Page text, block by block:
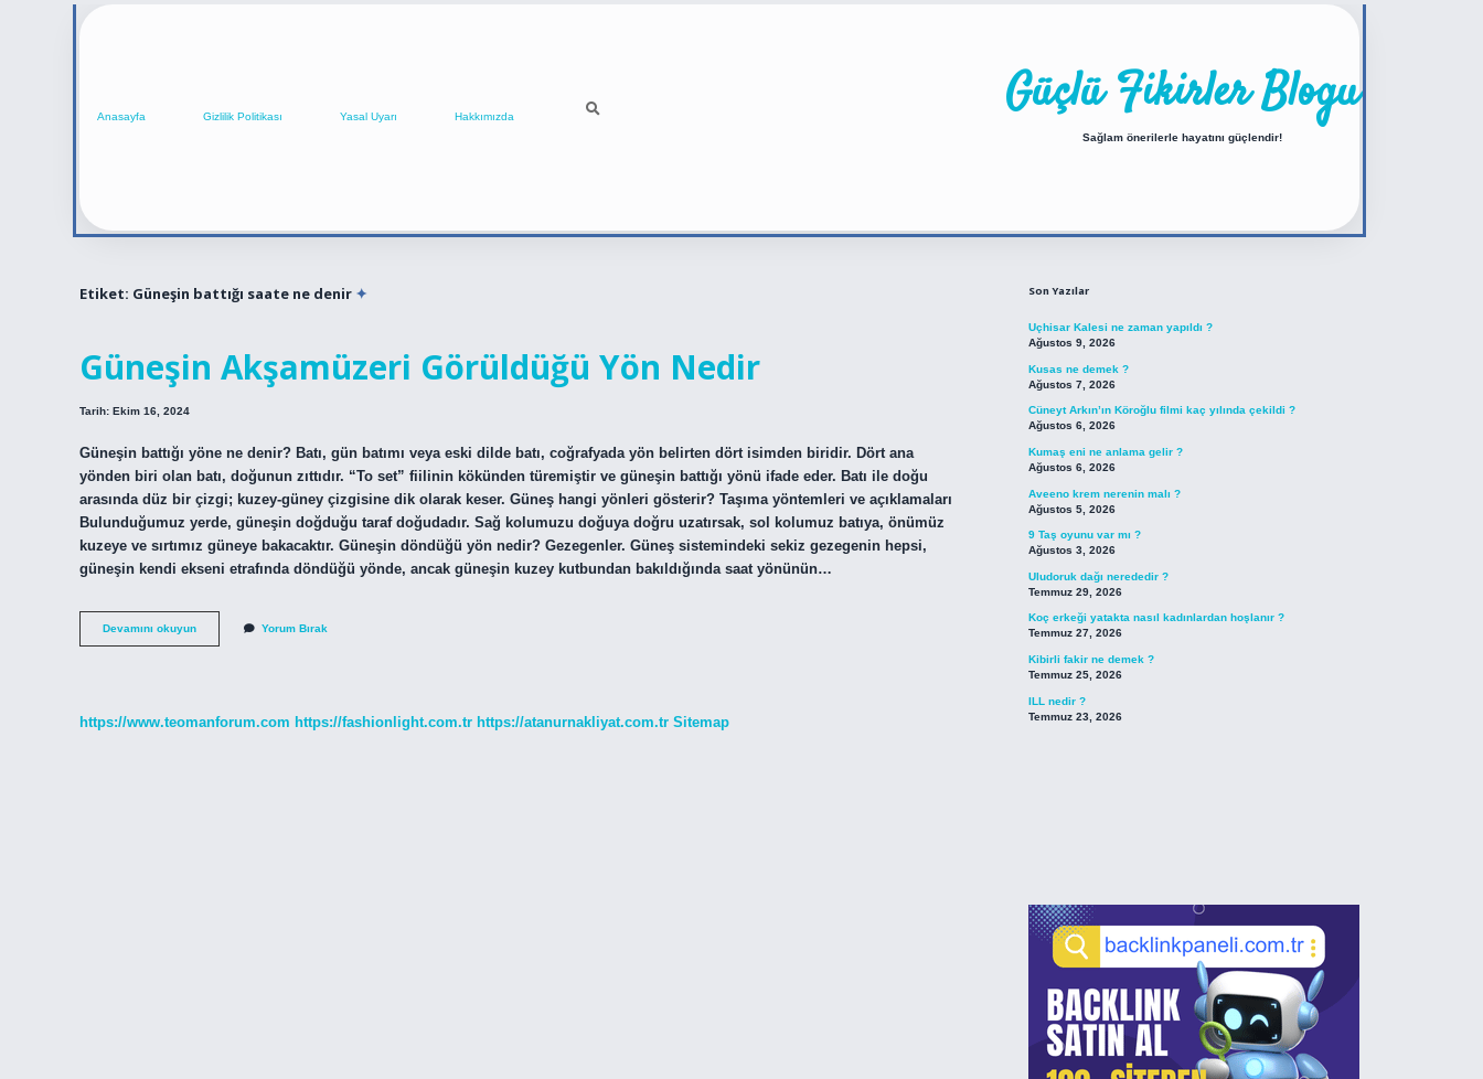
Anasayfa Gizlilik Politikası Yasal Uyarı Hakkımızda Güçlü Fikirler Blogu
Sağlam önerilerle hayatını güçlendir!
Etiket: Güneşin battığı saate ne denir
Güneşin Akşamüzeri Görüldüğü Yön Nedir
Tarih: Ekim 16, 2024
Güneşin battığı yöne ne denir? Batı, gün batımı veya eski dilde batı, coğrafyada yön belirten dört isimden biridir. Dört ana
yönden biri olan batı, doğunun zıttıdır. “To set” fiilinin kökünden türemiştir ve güneşin battığı yönü ifade eder. Batı ile doğu
arasında düz bir çizgi; kuzey-güney çizgisine dik olarak keser. Güneş hangi yönleri gösterir? Taşıma yöntemleri ve açıklamaları
Bulunduğumuz yerde, güneşin doğduğu taraf doğudadır. Sağ kolumuzu doğuya doğru uzatırsak, sol kolumuz batıya, önümüz
kuzeye ve sırtımız güneye bakacaktır. Güneşin döndüğü yön nedir? Gezegenler. Güneş sistemindeki sekiz gezegenin hepsi,
güneşin kendi ekseni etrafında döndüğü yönde, ancak güneşin kuzey kutbundan bakıldığında saat yönünün…
Devamını okuyunGüneşin
Akşamüzeri
Yorum Bırak
https://www.teomanforum.com https://fashionlight.com.tr https://atanurnakliyat.com.tr Sitemap
Son Yazılar
Uçhisar Kalesi ne zaman yapıldı ?
Ağustos 9, 2026
Kusas ne demek ?
Ağustos 7, 2026
Cüneyt Arkın’ın Köroğlu filmi kaç yılında çekildi ?
Ağustos 6, 2026
Kumaş eni ne anlama gelir ?
Ağustos 6, 2026
Aveeno krem nerenin malı ?
Ağustos 5, 2026
9 Taş oyunu var mı ?
Ağustos 3, 2026
Uludoruk dağı nerededir ?
Temmuz 29, 2026
Koç erkeği yatakta nasıl kadınlardan hoşlanır ?
Temmuz 27, 2026
Kibirli fakir ne demek ?
Temmuz 25, 2026
ILL nedir ?
Temmuz 23, 2026
https://betexper.live/